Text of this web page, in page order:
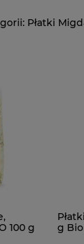
Płatki
100 g
g